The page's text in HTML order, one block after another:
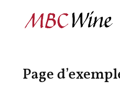
Page